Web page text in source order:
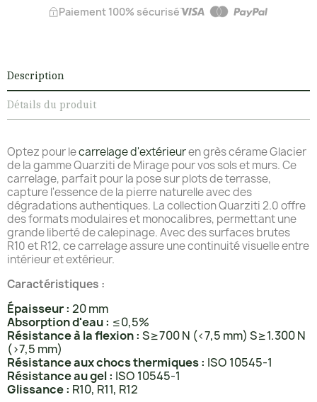
Paiement 100% sécurisé
Description
Détails du produit
Optez pour lecarrelage d'extérieuren grès cérame Glacier
de la gamme Quarziti de Mirage pour vos sols et murs. Ce
carrelage, parfait pour la pose sur plots de terrasse,
capture l'essence de la pierre naturelle avec des
dégradations authentiques. La collection Quarziti 2.0 offre
des formats modulaires et monocalibres, permettant une
grande liberté de calepinage. Avec des surfaces brutes
R10 et R12, ce carrelage assure une continuité visuelle entre
intérieur et extérieur.
Caractéristiques :
Épaisseur : 20 mm
Absorption d'eau : ≤0,5%
Résistance à la flexion : S≥700 N (<7,5 mm) S≥1.300 N
(>7,5 mm)
Résistance aux chocs thermiques : ISO 10545-1
Résistance au gel : ISO 10545-1
Glissance : R10, R11, R12